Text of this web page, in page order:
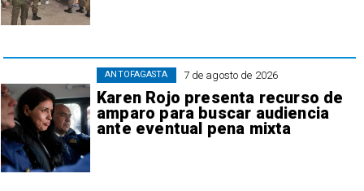
7 de agosto de 2026
Karen Rojo presenta recurso de
amparo para buscar audiencia
ante eventual pena mixta
ANTOFAGASTA